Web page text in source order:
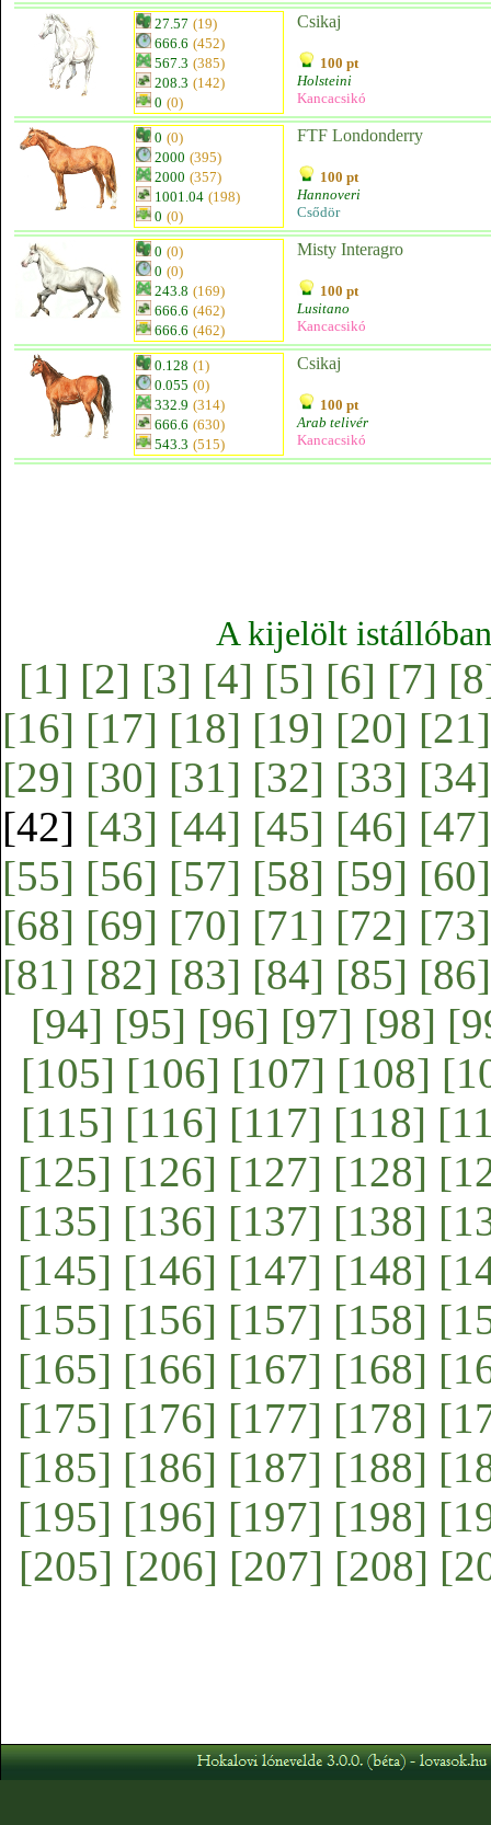
27.57 (19)
666.6 (452)
567.3 (385)
208.3 (142)
0 (0)
Csikaj
100 pt
Holsteini
Kancacsikó
0 (0)
2000 (395)
2000 (357)
1001.04 (198)
0 (0)
FTF Londonderry
100 pt
Hannoveri
Csődör
0 (0)
0 (0)
243.8 (169)
666.6 (462)
666.6 (462)
Misty Interagro
100 pt
Lusitano
Kancacsikó
0.128 (1)
0.055 (0)
332.9 (314)
666.6 (630)
543.3 (515)
Csikaj
100 pt
Arab telivér
Kancacsikó
A kijelölt
[1] [2] [3] [4] [5] [6] [7]
[16] [17] [18] [19] [20] [21]
[29] [30] [31] [32] [33] [34]
[42] [43] [44] [45] [46] [47]
[55] [56] [57] [58] [59] [60]
[68] [69] [70] [71] [72] [73]
[81] [82] [83] [84] [85] [86]
[94] [95] [96] [97] [98]
[105] [106] [107] [108]
[115] [116] [117] [118]
[125] [126] [127] [128]
[135] [136] [137] [138]
[145] [146] [147] [148]
[155] [156] [157] [158]
[165] [166] [167] [168]
[175] [176] [177] [178]
[185] [186] [187] [188]
[195] [196] [197] [198]
[205] [206] [207] [208]